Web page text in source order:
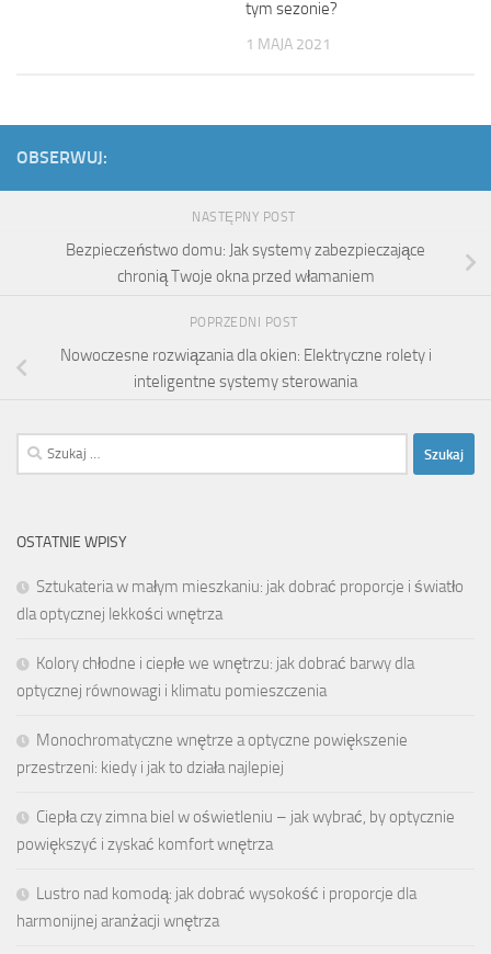
tym sezonie?
1 MAJA 2021
OBSERWUJ:
NASTĘPNY POST
Bezpieczeństwo domu: Jak systemy zabezpieczające
chronią Twoje okna przed włamaniem
POPRZEDNI POST
Nowoczesne rozwiązania dla okien: Elektryczne rolety i
inteligentne systemy sterowania
Szukaj:
OSTATNIE WPISY
Sztukateria w małym mieszkaniu: jak dobrać proporcje i światło
dla optycznej lekkości wnętrza
Kolory chłodne i ciepłe we wnętrzu: jak dobrać barwy dla
optycznej równowagi i klimatu pomieszczenia
Monochromatyczne wnętrze a optyczne powiększenie
przestrzeni: kiedy i jak to działa najlepiej
Ciepła czy zimna biel w oświetleniu – jak wybrać, by optycznie
powiększyć i zyskać komfort wnętrza
Lustro nad komodą: jak dobrać wysokość i proporcje dla
harmonijnej aranżacji wnętrza